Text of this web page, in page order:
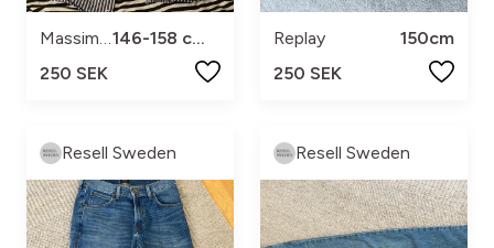
Massimo Dutti
146-158 cm (11-12 år)
250 SEK
Replay
150cm
250 SEK
Resell Sweden Resell Sweden